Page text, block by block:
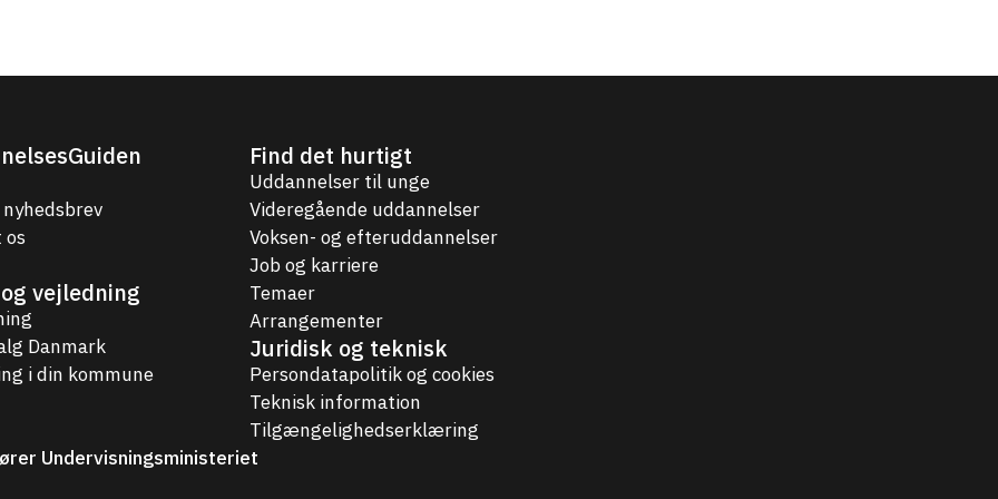
vejledning
Danmark
i din kommune
Find det hurtigt
Uddannelser til unge
Videregående uddannelser
Voksen- og efteruddannelser
Job og karriere
Temaer
Arrangementer
Juridisk og teknisk
Persondatapolitik og cookies
Teknisk information
Tilgængelighedserklæring
Undervisningsministeriet